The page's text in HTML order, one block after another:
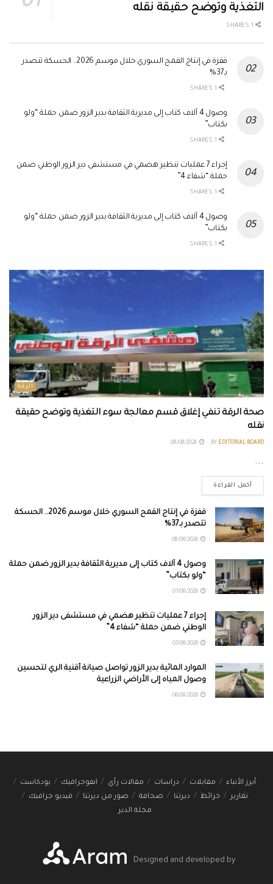
التغذية وتوضح حقيقة نقله
قفزة في إنتاج القمح السوري خلال موسم 2026.. الحسكة تتصدر
بـ37%
وصول 4 آلاف كتاب إلى مديرية الثقافة بدير الزور ضمن حملة “ولو
بكتاب”
إجراء 7 عمليات تنظير هضمي في مستشفى دير الزور الوطني ضمن
حملة “شفاء 4”
وصول 4 آلاف كتاب إلى مديرية الثقافة بدير الزور ضمن حملة “ولو
بكتاب”
الرقة
صحة الرقة تنفي إغلاق قسم معالجة سوء التغذية وتوضح حقيقة
نقله
BY EDITORIAL BOARD
...
أكمل القراءة
قفزة في إنتاج القمح السوري خلال موسم 2026.. الحسكة
تتصدر بـ37%
وصول 4 آلاف كتاب إلى مديرية الثقافة بدير الزور ضمن حملة
“ولو بكتاب”
إجراء 7 عمليات تنظير هضمي في مستشفى دير الزور
الوطني ضمن حملة “شفاء 4”
الموارد المائية بدير الزور تواصل صيانة أقنية الري لتحسين
وصول المياه إلى الأراضي الزراعية
أبرز الأنباء مقابلات دراسات مقالات رأي انفوجرافيك
بودكاست
تقارير
خرائط ديرتنا صحافة صور من ديرتنا
فيديو جرافيك
مجلة الدير
Designed and developed by